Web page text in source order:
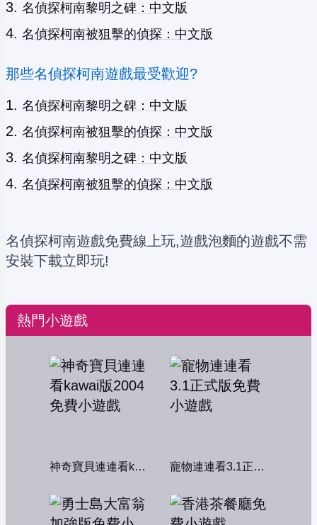
名偵探柯南黎明之碑：中文版
名偵探柯南被狙擊的偵探：中文版
那些名偵探柯南遊戲最受歡迎?
名偵探柯南黎明之碑：中文版
名偵探柯南被狙擊的偵探：中文版
名偵探柯南黎明之碑：中文版
名偵探柯南被狙擊的偵探：中文版
名偵探柯南遊戲免費線上玩,遊戲泡麵的遊戲不需
安裝下載立即玩!
熱門小遊戲
神奇寶貝連連看kawai版2004 寵物連連看3.1正式版